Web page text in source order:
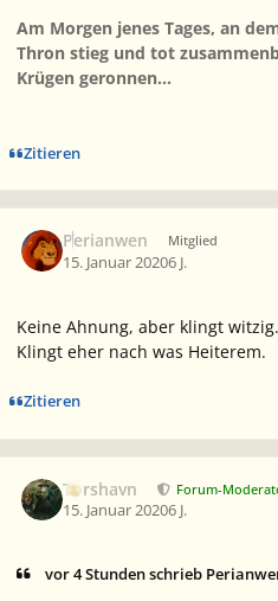
Am Morgen jenes Tages, an
Thron stieg und tot
Krügen geronnen...
Zitieren
Perianwen Mitglied
15. Januar 20206 J.
Keine Ahnung, aber klingt witzig.
Klingt eher nach was Heiterem.
Zitieren
Torshavn Forum-
15. Januar 20206 J.
vor 4 Stunden schrieb